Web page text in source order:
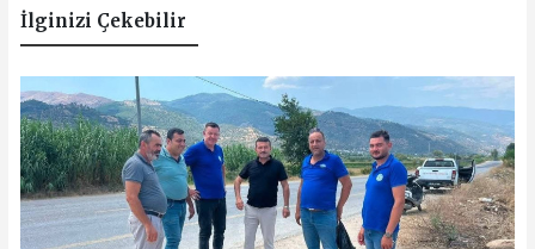
İlginizi Çekebilir